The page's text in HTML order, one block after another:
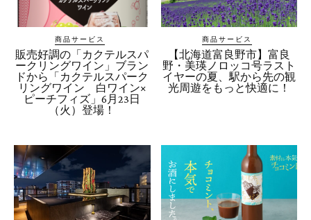
商品サービス
販売好調の「カクテルスパ
ークリングワイン」ブラン
ドから「カクテルスパーク
リングワイン 白ワイン×
ピーチフィズ」6月23日
（火）登場！
商品サービス
【北海道富良野市】富良
野・美瑛ノロッコ号ラスト
イヤーの夏、駅から先の観
光周遊をもっと快適に！